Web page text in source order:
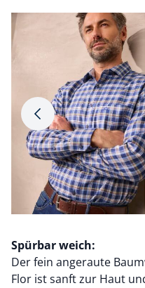
Pfeil nach rechts
Spürbar weich:
Der fein angeraute
Flor ist sanft zur Haut